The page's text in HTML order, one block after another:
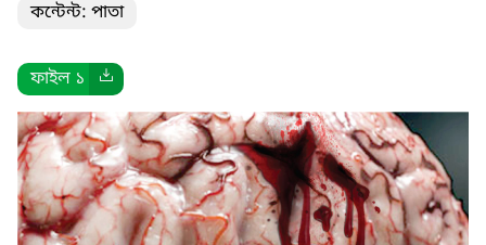
কন্টেন্ট: পাতা
ফাইল ১